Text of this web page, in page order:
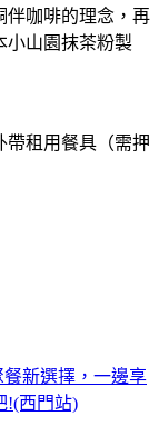
伴咖啡的理念，再
小山園抹茶粉製
帶租用餐具（需押
餐新選擇，一邊享
!(西門站)